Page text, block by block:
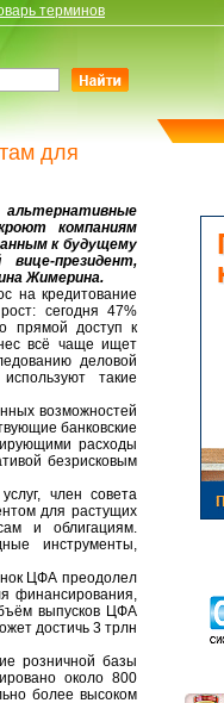
терминов
для
компаниям
к будущему
президент,
Жимерина.
на кредитование
сегодня 47%
прямой доступ к
всё чаще ищет
деловой
такие
возможностей
банковские
расходы
безрисковым
член совета
для растущих
и облигациям.
инструменты,
ЦФА преодолел
финансирования,
выпусков ЦФА
достичь 3 трлн
розничной базы
около 800
более высоком